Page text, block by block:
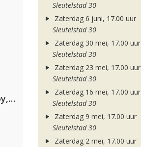
Coldplay ft. Little Simz, Burna Boy, Elyanna & Tini
Sleutelstad 30
Zaterdag 6 juni, 17.00 uur
Sleutelstad 30
Zaterdag 30 mei, 17.00 uur
Sleutelstad 30
Zaterdag 23 mei, 17.00 uur
Sleutelstad 30
Zaterdag 16 mei, 17.00 uur
Sleutelstad 30
Zaterdag 9 mei, 17.00 uur
Sleutelstad 30
Zaterdag 2 mei, 17.00 uur